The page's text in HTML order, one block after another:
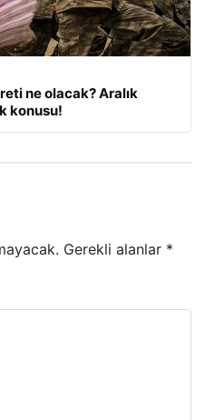
ne olacak? Aralık
konusu!
Gerekli alanlar *